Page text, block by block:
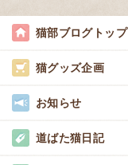
猫部ブログトップ
猫グッズ企画
お知らせ
道ばた猫日記